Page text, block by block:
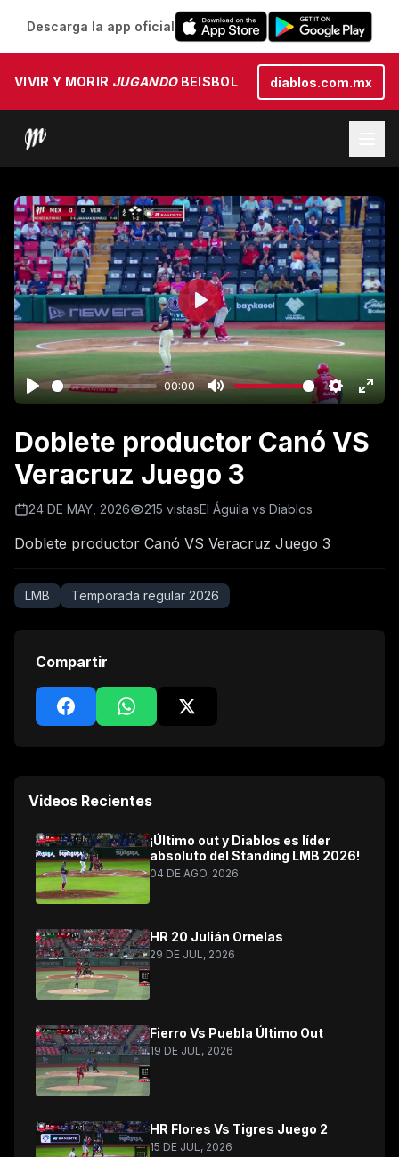
Descarga la app oficial
VIVIR Y MORIR JUGANDOBEISBOL diablos.com.mx
00:00
Play
Doblete productor Canó VS
Veracruz Juego 3
24 DE MAY, 2026 215 vistasEl Águila vs Diablos
Doblete productor Canó VS Veracruz Juego 3
LMB Temporada regular 2026
Compartir
Videos Recientes
¡Último out y Diablos es líder
absoluto del Standing LMB 2026!
04 DE AGO, 2026
HR 20 Julián Ornelas
29 DE JUL, 2026
Fierro Vs Puebla Último Out
19 DE JUL, 2026
HR Flores Vs Tigres Juego 2
15 DE JUL, 2026